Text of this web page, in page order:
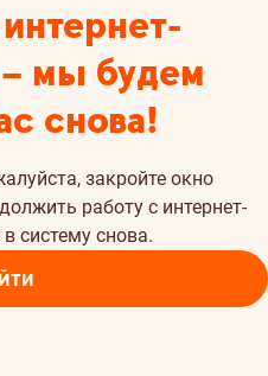
мы будем
снова!
закройте окно
работу с интернет-
систему снова.